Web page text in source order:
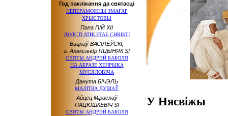
Год паклікання да святасці
НЕПЕРАМОЖНЫ ЗМАГАР
ХРЫСТОВЫ
Папа ПІЙ ХІІ
INVICTI ATHLETAE CHRISTI
Вацлаў ВАСІЛЕЎСКІ,
а. Аляксандр ЯЦЫНЯК SI
СВЯТЫ АНДРЭЙ БАБОЛЯ
НА АБРАЗЕХЕНРЫКА
МУСЯЛОВIЧА
Данута БІЧЭЛЬ
МАЛІТВА ДУШАЎ
Айцец Міраслаў
ПАЦЮШКЕВІЧ SI
СВЯТЫ АНДРЭЙ БАБОЛЯ
У Нясвіжы